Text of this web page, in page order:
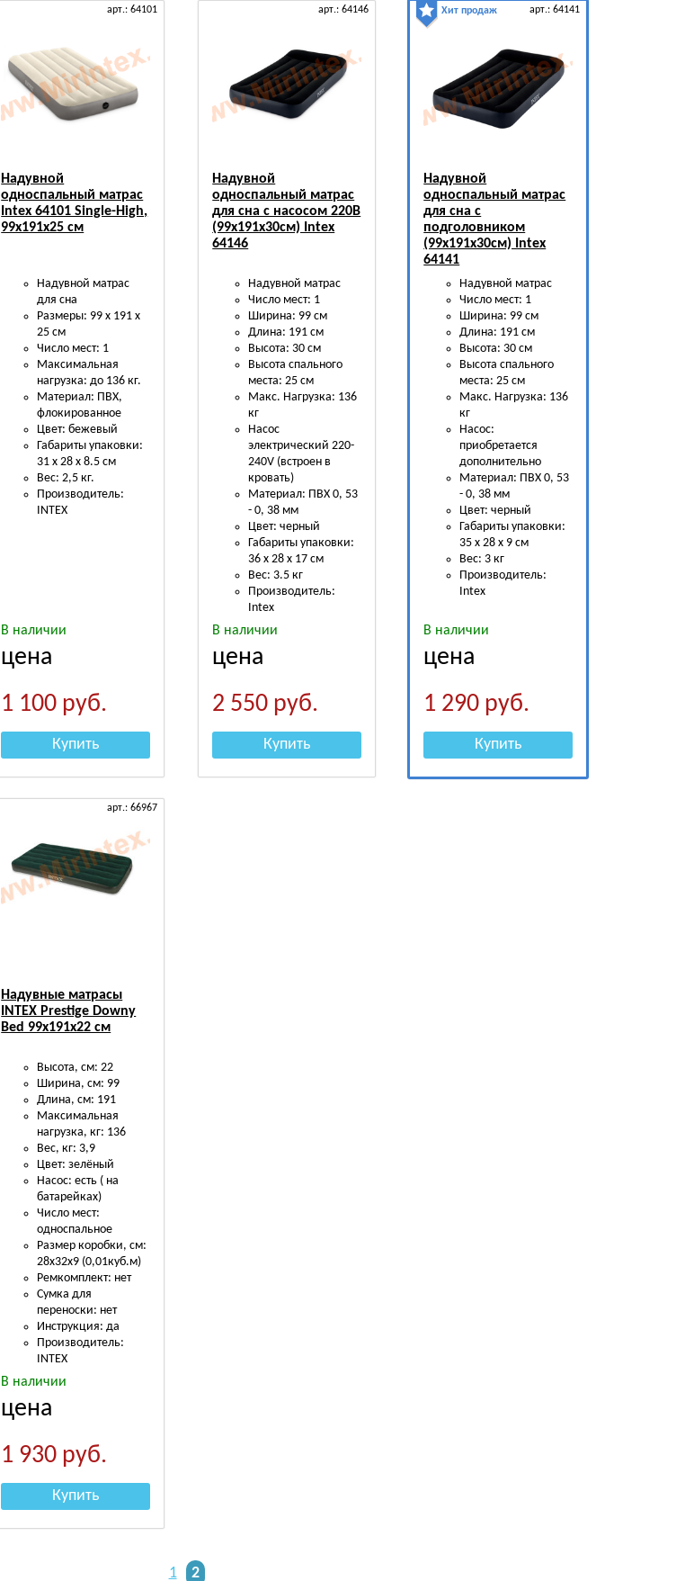
арт.: 64101
Надувной
односпальный матрас
Intex 64101 Single-High,
99х191х25 см
Надувной матрас
для сна
Размеры: 99 х 191 х
25 см
Число мест: 1
Максимальная
нагрузка: до 136 кг.
Материал: ПВХ,
флокированное
Цвет: бежевый
Габариты упаковки:
31 х 28 х 8.5 см
Вес: 2,5 кг.
Производитель:
INTEX
В наличии
цена
1 100 руб.
Купить
арт.: 64146
Надувной
односпальный матрас
для сна с насосом 220В
(99х191х30см) Intex
64146
Надувной матрас
Число мест: 1
Ширина: 99 см
Длина: 191 см
Высота: 30 см
Высота спального
места: 25 см
Макс. Нагрузка: 136
кг
Насос
электрический 220-
240V (встроен в
кровать)
Материал: ПВХ 0, 53
- 0, 38 мм
Цвет: черный
Габариты упаковки:
36 х 28 х 17 см
Вес: 3.5 кг
Производитель:
Intex
В наличии
цена
2 550 руб.
Купить
Хит продаж арт.: 64141
Надувной
односпальный матрас
для сна с
подголовником
(99х191х30см) Intex
64141
Надувной матрас
Число мест: 1
Ширина: 99 см
Длина: 191 см
Высота: 30 см
Высота спального
места: 25 см
Макс. Нагрузка: 136
кг
Насос:
приобретается
дополнительно
Материал: ПВХ 0, 53
- 0, 38 мм
Цвет: черный
Габариты упаковки:
35 х 28 х 9 см
Вес: 3 кг
Производитель:
Intex
В наличии
цена
1 290 руб.
Купить
арт.: 66967
Надувные матрасы
INTEX Prestige Downy
Bed 99х191х22 см
Высота, см: 22
Ширина, см: 99
Длина, см: 191
Максимальная
нагрузка, кг: 136
Вес, кг: 3,9
Цвет: зелёный
Насос: есть ( на
батарейках)
Число мест:
одноcпальное
Размер коробки, см:
28х32х9 (0,01куб.м)
Ремкомплект: нет
Сумка для
переноски: нет
Инструкция: да
Производитель:
INTEX
В наличии
цена
1 930 руб.
Купить
1 2